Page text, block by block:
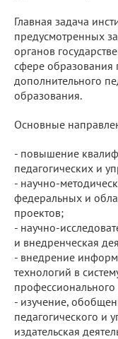
Главная задача
предусмотренных
органов
сфере образования
дополнительного
образования.
Основные
- повышение
педагогических и
- научно-
федеральных и
проектов;
- научно-
и внедренческая
- внедрение
технологий в
- изучение,
педагогического и
издательская